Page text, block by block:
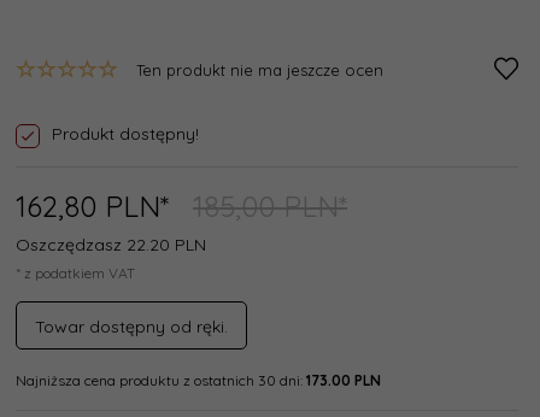
Ten produkt nie ma jeszcze ocen
Produkt dostępny!
162,80 PLN* 185,00 PLN*
Oszczędzasz 22.20 PLN
* z podatkiem VAT
Towar dostępny od ręki.
Najniższa cena produktu z ostatnich 30 dni: 173.00 PLN